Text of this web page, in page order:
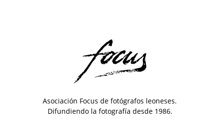
Asociación Focus de fotógrafos leoneses.
Difundiendo la fotografía desde 1986.